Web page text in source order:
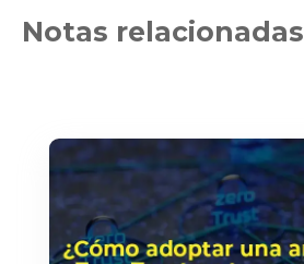
Notas relacionadas